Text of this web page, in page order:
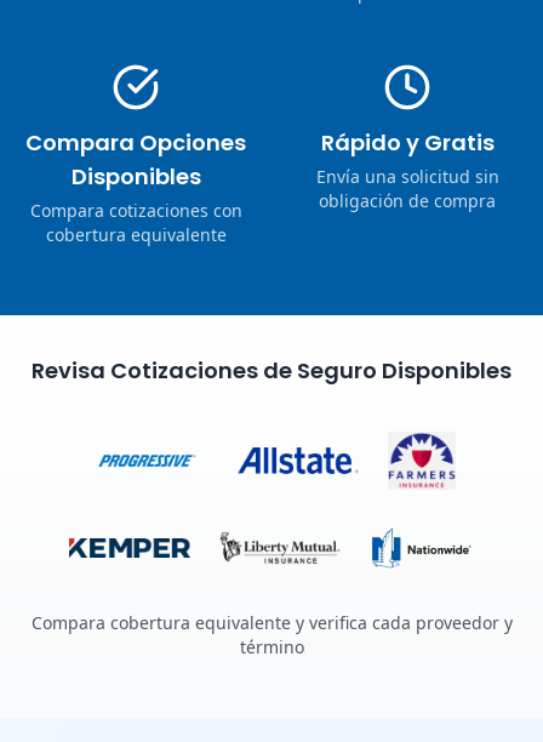
Compara Opciones
Disponibles
Compara cotizaciones con
cobertura equivalente
Rápido y Gratis
Envía una solicitud sin
obligación de compra
Revisa Cotizaciones de Seguro Disponibles
Compara cobertura equivalente y verifica cada proveedor y
término